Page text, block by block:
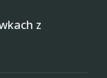
z